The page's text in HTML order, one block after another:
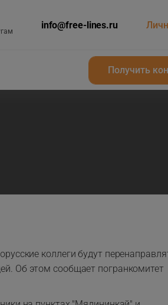
info@free-lines.ru
Получить
Получить
коллеги будут
Об этом сообщает погранкомитет